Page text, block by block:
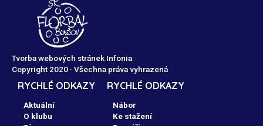
Tvorba webových stránek Infonia
Copyright 2020 · Všechna práva vyhrazená
RYCHLÉ ODKAZY
Aktuální
O klubu
RYCHLÉ ODKAZY
Nábor
Ke stažení